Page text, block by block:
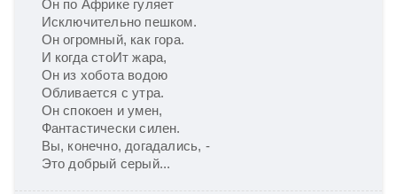
Он по Африке гуляет
Исключительно пешком.
Он огромный, как гора.
И когда стоИт жара,
Он из хобота водою
Обливается с утра.
Он спокоен и умен,
Фантастически силен.
Вы, конечно, догадались, -
Это добрый серый...